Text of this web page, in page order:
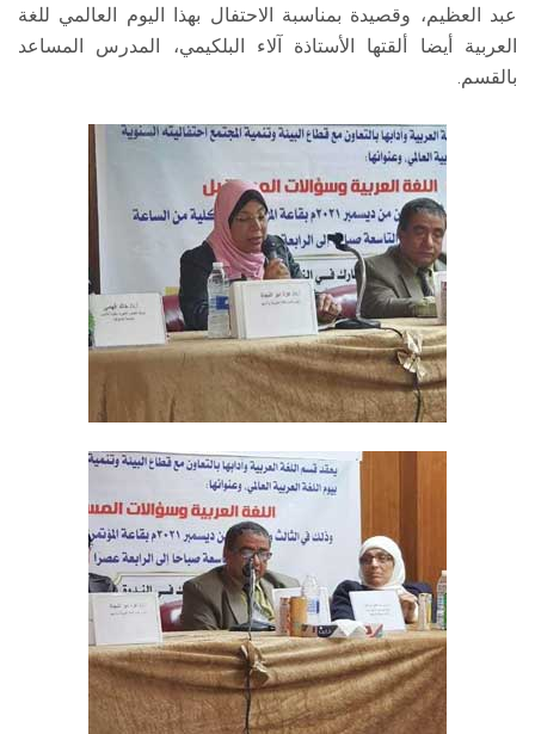
عبد العظيم، وقصيدة بمناسبة الاحتفال بهذا اليوم العالمي للغة
العربية أيضا ألقتها الأستاذة آلاء البلكيمي، المدرس المساعد
بالقسم.